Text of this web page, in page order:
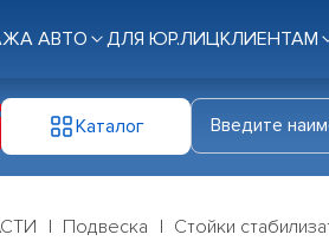
АВТО ДЛЯ ЮР.ЛИЦКЛИЕНТАМ
Каталог
Подвеска Стойки